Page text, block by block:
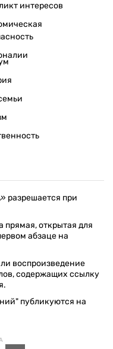
интересов
разрешается при
прямая, открытая для
абзаце на
воспроизведение
содержащих ссылку
публикуются на